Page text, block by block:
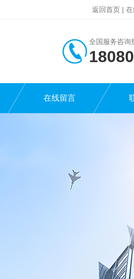
返回首页 |
全国服务咨询
在线留言